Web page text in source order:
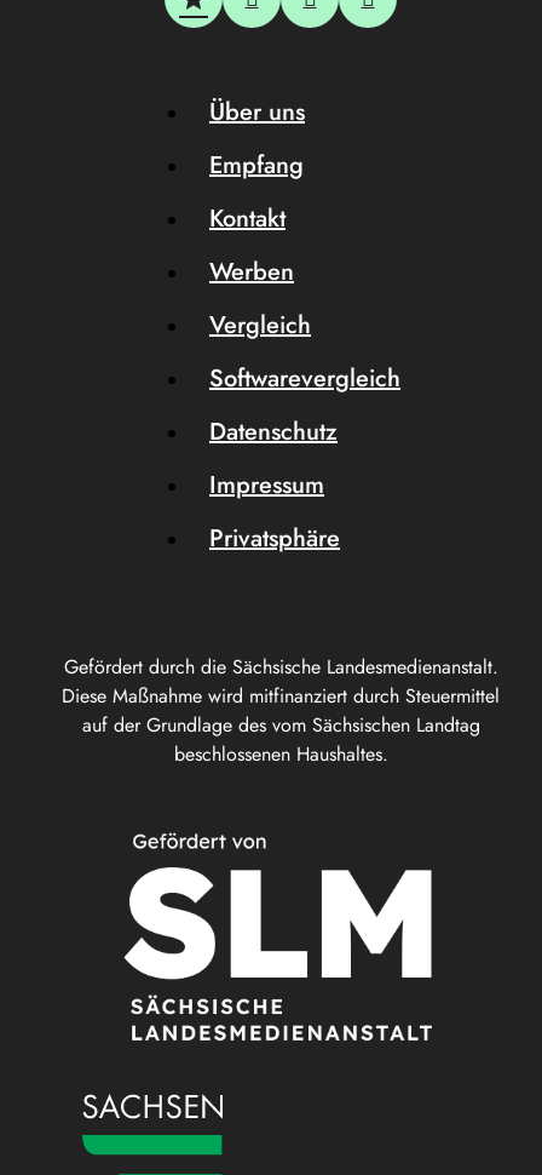
Gefördert durch die Sächsische Landesmedienanstalt.
Diese Maßnahme wird mitfinanziert durch Steuermittel
auf der Grundlage des vom Sächsischen Landtag
beschlossenen Haushaltes.
Über uns
Empfang
Kontakt
Werben
Vergleich
Softwarevergleich
Datenschutz
Impressum
Privatsphäre